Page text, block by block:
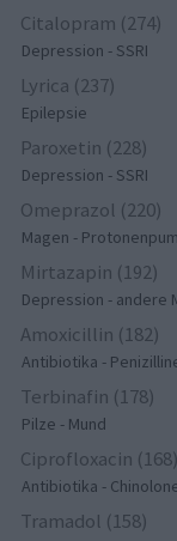
Citalopram (274)
Depression - SSRI
Lyrica (237)
Epilepsie
Paroxetin (228)
Depression - SSRI
Omeprazol (220)
Magen -
Mirtazapin (192)
Depression - andere
Amoxicillin (182)
Antibiotika -
Terbinafin (178)
Pilze - Mund
Ciprofloxacin (168)
Antibiotika -
Tramadol (158)